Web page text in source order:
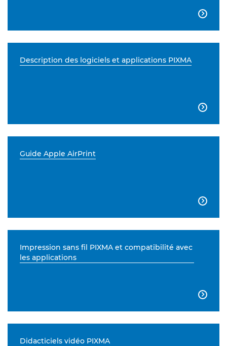

Description des logiciels et applications PIXMA

Guide Apple AirPrint

Impression sans fil PIXMA et compatibilité avec
les applications

Didacticiels vidéo PIXMA